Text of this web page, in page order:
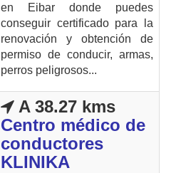
en Eibar donde puedes
conseguir certificado para la
renovación y obtención de
permiso de conducir, armas,
perros peligrosos...
A 38.27 kms
Centro médico de
conductores
KLINIKA